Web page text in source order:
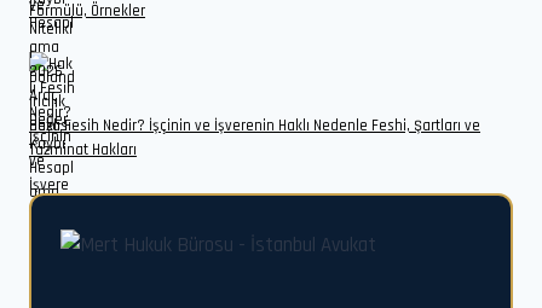
Formülü, Örnekler
Haklı Fesih Nedir? İşçinin ve İşverenin Haklı Nedenle Feshi, Şartları ve
Tazminat Hakları